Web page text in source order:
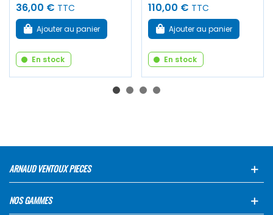
36,00 € TTC
Ajouter au panier
En stock
110,00 € TTC
Ajouter au panier
En stock
ARNAUD VENTOUX PIECES
NOS GAMMES